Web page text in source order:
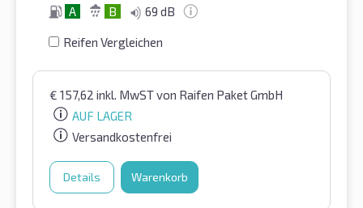
A B 69 dB
Reifen Vergleichen
€ 157,62 inkl. MwSTvon Raifen Paket GmbH
AUF LAGER
Versandkostenfrei
Details Warenkorb